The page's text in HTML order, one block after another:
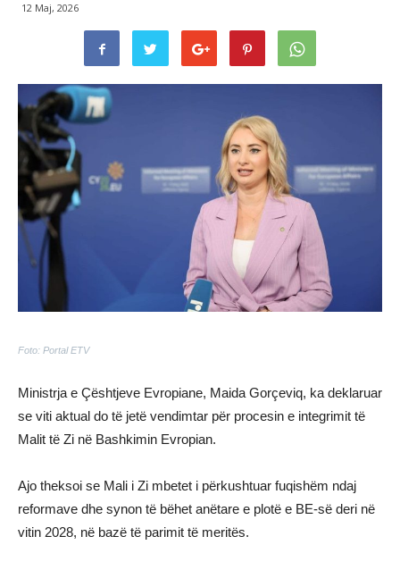
12 Maj, 2026
Foto: Portal ETV
Ministrja e Çështjeve Evropiane, Maida Gorçeviq, ka deklaruar
se viti aktual do të jetë vendimtar për procesin e integrimit të
Malit të Zi në Bashkimin Evropian.
Ajo theksoi se Mali i Zi mbetet i përkushtuar fuqishëm ndaj
reformave dhe synon të bëhet anëtare e plotë e BE-së deri në
vitin 2028, në bazë të parimit të meritës.